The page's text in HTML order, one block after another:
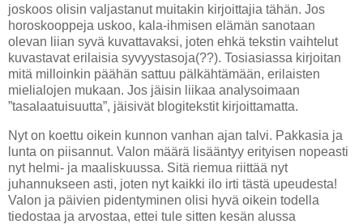
joskoos olisin valjastanut muitakin kirjoittajia tähän. Jos
horoskooppeja uskoo, kala-ihmisen elämän sanotaan
olevan liian syvä kuvattavaksi, joten ehkä tekstin vaihtelut
kuvastavat erilaisia syvyystasoja(??). Tosiasiassa kirjoitan
mitä milloinkin päähän sattuu pälkähtämään, erilaisten
mielialojen mukaan. Jos jäisin liikaa analysoimaan
”tasalaatuisuutta”, jäisivät blogitekstit kirjoittamatta.
Nyt on koettu oikein kunnon vanhan ajan talvi. Pakkasia ja
lunta on piisannut. Valon määrä lisääntyy erityisen nopeasti
nyt helmi- ja maaliskuussa. Sitä riemua riittää nyt
juhannukseen asti, joten nyt kaikki ilo irti tästä upeudesta!
Valon ja päivien pidentyminen olisi hyvä oikein todella
tiedostaa ja arvostaa, ettei tule sitten kesän alussa